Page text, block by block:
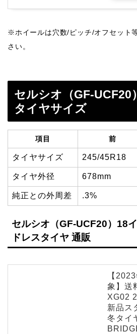
※ホイールは穴数/ピッチ/オフセット
さい。
セルシオ（GF-UCF20
タイヤサイズ
項目 前
タイヤサイズ 245/45R18
タイヤ外径 678mm
純正との外周差 .3%
セルシオ（GF-UCF20）18
ドレスタイヤ 通販
【
象】送
XG02
新品ス
冬タイ